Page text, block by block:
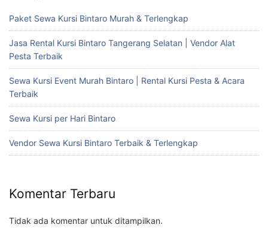
Paket Sewa Kursi Bintaro Murah & Terlengkap
Jasa Rental Kursi Bintaro Tangerang Selatan | Vendor Alat
Pesta Terbaik
Sewa Kursi Event Murah Bintaro | Rental Kursi Pesta & Acara
Terbaik
Sewa Kursi per Hari Bintaro
Vendor Sewa Kursi Bintaro Terbaik & Terlengkap
Komentar Terbaru
Tidak ada komentar untuk ditampilkan.